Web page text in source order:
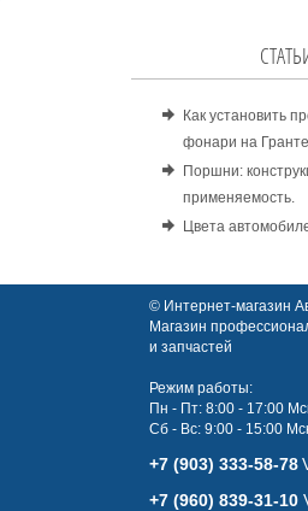
Как установить
фонари на
Поршни:
применяемость.
Цвета
© Интернет-магазин
Магазин
и запчастей
Режим работы:
Пн - Пт: 8:00 - 17:00
Сб - Вс: 9:00 - 15:00
+7 (903) 333-58-78
+7 (960) 839-31-10